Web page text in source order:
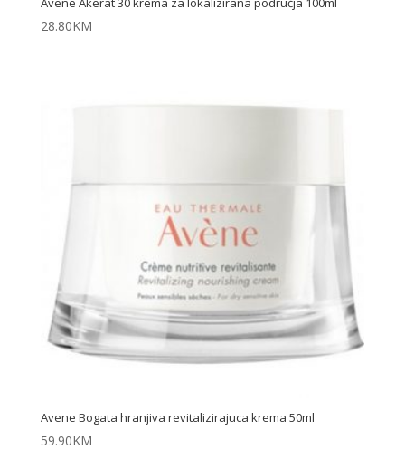
28.80KM
Avene Bogata hranjiva revitalizirajuca krema 50ml
59.90KM